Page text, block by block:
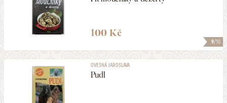
9/10
100 Kč
OVESNÁ JAROSLAVA
Pudl